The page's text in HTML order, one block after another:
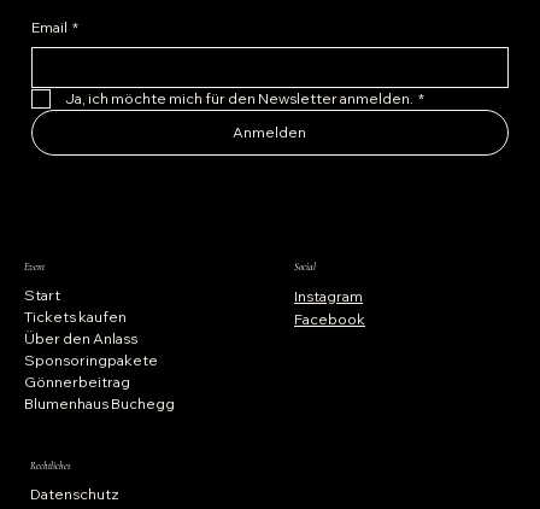
Email *
Ja, ich möchte mich für den Newsletter anmelden. *
Anmelden
Event
Start
Tickets kaufen
Über den Anlass
Sponsoringpakete
Gönnerbeitrag
Blumenhaus Buchegg
Rechtliches
Datenschutz
Social
Instagram
Facebook